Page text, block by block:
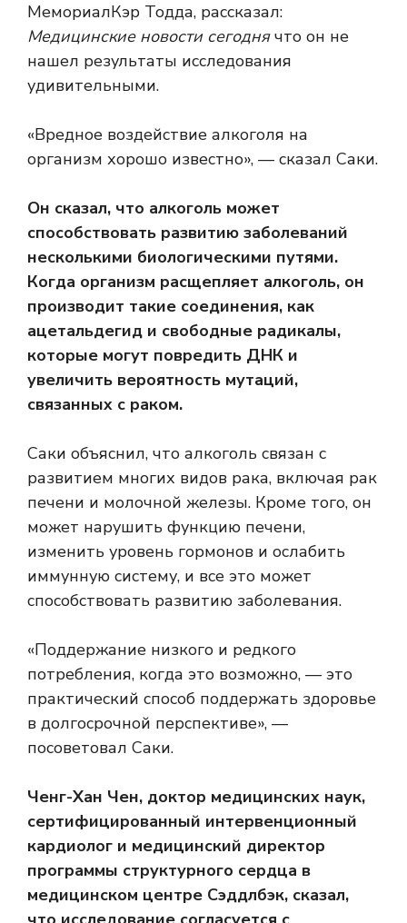
МемориалКэр Тодда, рассказал:
Медицинские новости сегоднячто он не
нашел результаты исследования
удивительными.
«Вредное воздействие алкоголя на
организм хорошо известно», — сказал Саки.
Он сказал, что алкоголь может
способствовать развитию заболеваний
несколькими биологическими путями.
Когда организм расщепляет алкоголь, он
производит такие соединения, как
ацетальдегид и свободные радикалы,
которые могут повредить ДНК и
увеличить вероятность мутаций,
связанных с раком.
Саки объяснил, что алкоголь связан с
развитием многих видов рака, включая рак
печени и молочной железы. Кроме того, он
может нарушить функцию печени,
изменить уровень гормонов и ослабить
иммунную систему, и все это может
способствовать развитию заболевания.
«Поддержание низкого и редкого
потребления, когда это возможно, — это
практический способ поддержать здоровье
в долгосрочной перспективе», —
посоветовал Саки.
Ченг-Хан Чен, доктор медицинских наук,
сертифицированный интервенционный
кардиолог и медицинский директор
программы структурного сердца в
медицинском центре Сэддлбэк, сказал,